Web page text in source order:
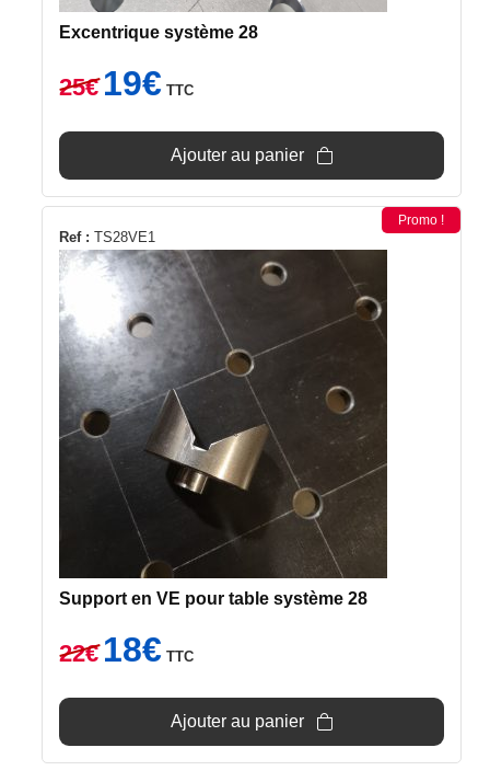
Excentrique système 28
25€
Le
prix
19€prix
est :
TTC
Ajouter au panier
Ref : TS28VE1
Promo !
Support en VE pour table système 28
22€
Le
prix
18€prix
est :
TTC
Ajouter au panier